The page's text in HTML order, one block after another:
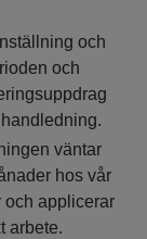
och
och
väntar
hos vår
och applicerar
arbete.